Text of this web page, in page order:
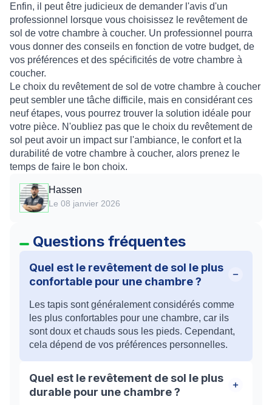
Enfin, il peut être judicieux de demander l'avis d'un
professionnel lorsque vous choisissez le revêtement de
sol de votre chambre à coucher. Un professionnel pourra
vous donner des conseils en fonction de votre budget, de
vos préférences et des spécificités de votre chambre à
coucher.
Le choix du revêtement de sol de votre chambre à coucher
peut sembler une tâche difficile, mais en considérant ces
neuf étapes, vous pourrez trouver la solution idéale pour
votre pièce. N'oubliez pas que le choix du revêtement de
sol peut avoir un impact sur l'ambiance, le confort et la
durabilité de votre chambre à coucher, alors prenez le
temps de faire le bon choix.
Hassen
Le 08 janvier 2026
Questions fréquentes
Quel est le revêtement de sol le plus
confortable pour une chambre ?
Les tapis sont généralement considérés comme
les plus confortables pour une chambre, car ils
sont doux et chauds sous les pieds. Cependant,
cela dépend de vos préférences personnelles.
Quel est le revêtement de sol le plus
durable pour une chambre ?